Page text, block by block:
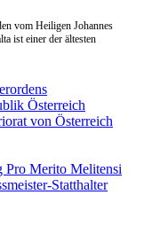
vom Heiligen Johannes
ist einer der ältesten
Österreich
von Österreich
Pro Merito Melitensi
Statthalter